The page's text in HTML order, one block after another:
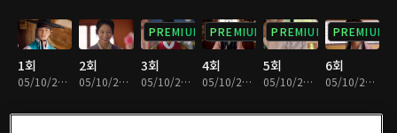
1회
05/10/2024 • 1시간 10분
2회
05/10/2024 • 1시간 10분
PREMIUM
3회
05/10/2024 • 1시간 7분
PREMIUM
4회
05/10/2024 • 1시간 7분
PREMIUM
5회
05/10/2024 • 1시간 6분
PREMIUM
6회
05/10/2024 • 1시간 5분